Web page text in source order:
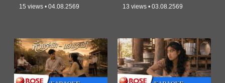
15 views • 04.08.2569 13 views • 03.08.2569